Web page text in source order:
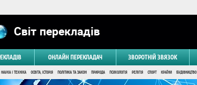
Світ перекладів
ОНЛАЙН ПЕРЕКЛАДАЧ ЗВОРОТНІЙ ЗВЯЗОК
НАУКА І ТЕХНІКА ОСВІТА, ІСТОРІЯ ПОЛІТИКА ТА ЗАКОН ПРИРОДА ПСИХОЛОГІЯ РЕЛІГІЯ СПОРТ КРАЇНИ БУДІВНИЦТВО